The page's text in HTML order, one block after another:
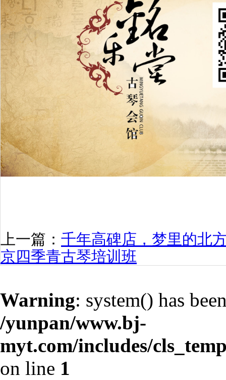
上一篇： 千年高碑店，梦里的北
京四季青古琴培训班
Warning: system() has
/yunpan/www.bj-
myt.com/includes/
on line 1